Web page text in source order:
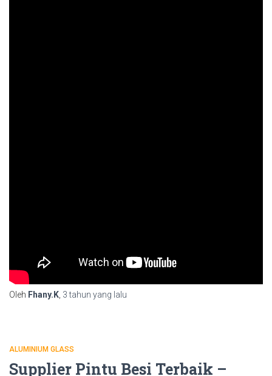
Oleh Fhany.K 3 tahun yang lalu
ALUMINIUM GLASS
Supplier Pintu Besi Terbaik –